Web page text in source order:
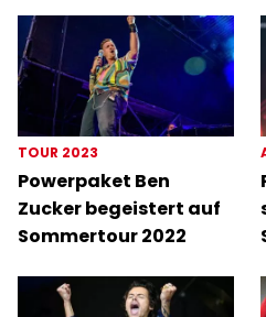
TOUR 2023
Powerpaket Ben
Zucker begeistert auf
Sommertour 2022